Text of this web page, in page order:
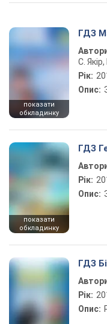
показати
обкладинку
ГДЗ
С.
Рік:
Опис:
показати
обкладинку
ГДЗ
Рік:
Опис:
ГДЗ
Рік:
Опис: